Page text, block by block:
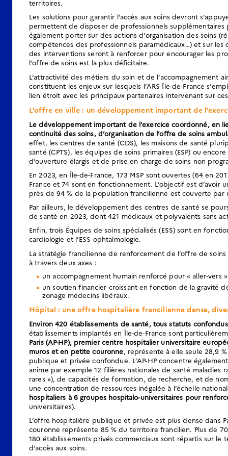
territoires.
Les solutions pour garantir l’accès aux soins devront
permettent de disposer de professionnels
également porter sur des actions d’organisation des soins
compétences des professionnels paramédicaux…) et sur
des interventions seront à renforcer pour encourager les
l’offre de soins est la plus déficitaire.
L’attractivité des métiers du soin et de l’accompagnement
constituent les enjeux sur lesquels l’ARS Île-de-France
lien étroit avec les principaux partenaires intervenant sur
L’offre en ville : un développement important de
Le développement important de l’exercice coordonné, en
continuité des soins, d’organisation de l’offre de soins
effet, les centres de santé (CDS), les maisons de santé
santé (CPTS), les équipes de soins primaires (ESP) ou
d’ouverture élargis et de prise en charge de soins non
En 2023, en Île-de-France, 173 MSP sont ouvertes (64 en
France et 74 sont en fonctionnement. L’objectif est d’avoir
près de 94 % de la population francilienne est couverte par
Par ailleurs, le développement des centres de santé se
de santé en 2023, dont 421 médicaux et polyvalents sans
Enfin, trois Équipes de soins spécialisés (ESS) sont en
cardiologie et l’ESS ophtalmologie.
La stratégie francilienne de renforcement de l’offre de
à travers deux axes :
un accompagnement humain renforcé pour « aller-vers
un soutien financier croissant en fonction de la gravité
zonage médecins libéraux.
Hôpital : une offre hospitalière francilienne dense,
Environ 420 établissements de santé, tous statuts
établissements implantés en Île-de-France sont
Paris (AP-HP), premier centre hospitalier universitaire
muros et en petite couronne, représente à elle seule 28,9
publique et privée confondue. L’AP-HP concentre
anime par exemple 12 filières nationales de santé
rares »), de capacités de formation, de recherche, et de
une concentration de ressources inégalée à l’échelle
hospitaliers à 6 groupes hospitalo-universitaires pour
universitaires).
L’offre hospitalière publique et privée est plus dense dans
couronne représente 85 % du territoire francilien. Plus de
180 établissements privés commerciaux sont répartis sur
d’accès aux soins.